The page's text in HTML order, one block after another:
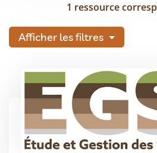
1 ressource
Afficher les filtres